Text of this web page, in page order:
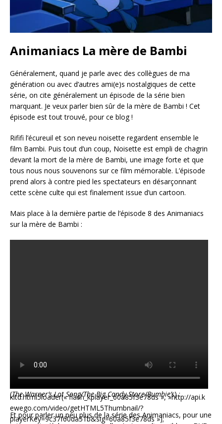
Animaniacs La mère de Bambi
Généralement, quand je parle avec des collègues de ma
génération ou avec d’autres ami(e)s nostalgiques de cette
série, on cite généralement un épisode de la série bien
marquant. Je veux parler bien sûr de la mère de Bambi ! Cet
épisode est tout trouvé, pour ce blog !
Rififi l’écureuil et son neveu noisette regardent ensemble le
film Bambi. Puis tout d’un coup, Noisette est empli de chagrin
devant la mort de la mère de Bambi, une image forte et que
tous nous nous souvenons sur ce film mémorable. L’épisode
prend alors à contre pied les spectateurs en désarçonnant
cette scène culte qui est finalement issue d’un cartoon.
Mais place à la dernière partie de l’épisode 8 des Animaniacs
sur la mère de Bambi :
kitd.html5loader(« flash_kplayer_60a85f3e78ds », »http://api.k
ewego.com/video/getHTML5Thumbnail/?
playerKey=9c37f60da51b&sig=60a85f3e78ds »);
(The Warner’s Lot Song/The Big Candy Store/Bumbie’s) :
Et pour parler un peu plus de la série des Animaniacs, pour une